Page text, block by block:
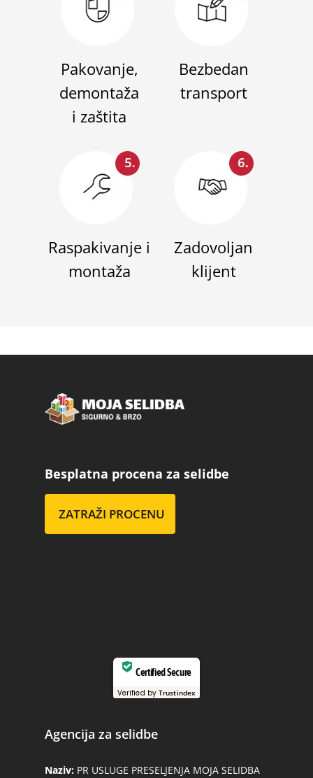
Pakovanje,
demontaža
i zaštita
Bezbedan
transport
Raspakivanje i
montaža
Zadovoljan
klijent
Besplatna procena za selidbe
ZATRAŽI PROCENU
Certified Secure
Verified byTrustindex
Agencija za selidbe
Naziv: PR USLUGE PRESELJENJA MOJA SELIDBA